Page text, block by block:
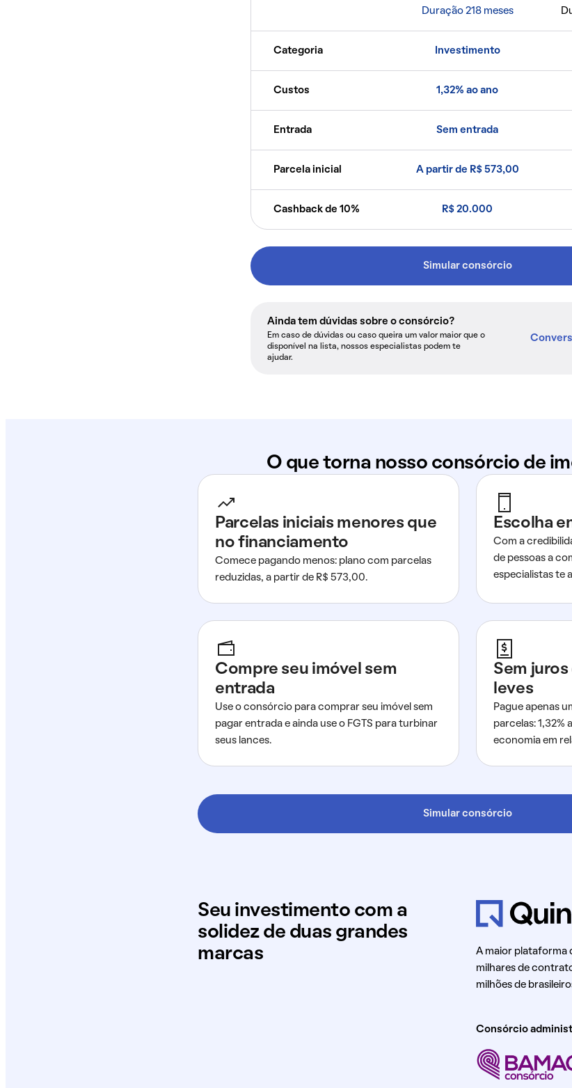
Duração 218 meses
Categoria Investimento
Custos 1,32% ao ano
Entrada Sem entrada
Parcela inicial A partir de R$ 573,00
Cashback de 10% R$ 20.000
Simular consórcio
Ainda tem dúvidas sobre o consórcio?
Em caso de dúvidas ou caso queira um valor maior que o
disponível na lista, nossos especialistas podem te
ajudar.
O que torna nosso consórcio de
Parcelas iniciais menores que
no financiamento
Comece pagando menos: plano com parcelas
reduzidas, a partir de R$ 573,00.
Escolha
Com a
de pessoas a
especialistas te
Compre seu imóvel sem
entrada
Use o consórcio para comprar seu imóvel sem
pagar entrada e ainda use o FGTS para turbinar
seus lances.
Sem
leves
Pague apenas
parcelas: 1,32%
economia em
Simular consórcio
Seu investimento com a
solidez de duas grandes
marcas
A maior plataforma
milhares de
milhões de
Consórcio